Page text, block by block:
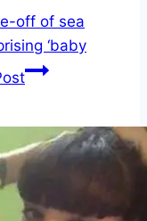
off of sea
‘baby